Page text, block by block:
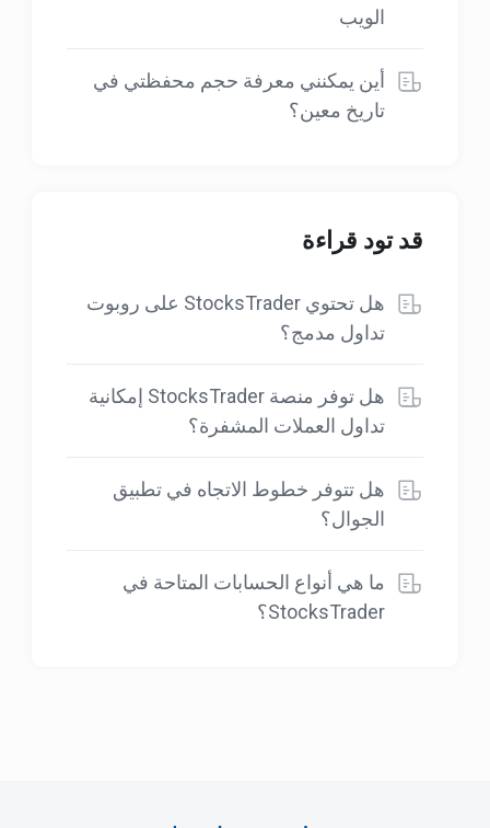
الويب
أين يمكنني معرفة حجم محفظتي في
تاريخ معين؟
قد تود قراءة
هل تحتوي StocksTrader على روبوت
تداول مدمج؟
هل توفر منصة StocksTrader إمكانية
تداول العملات المشفرة؟
هل تتوفر خطوط الاتجاه في تطبيق
الجوال؟
ما هي أنواع الحسابات المتاحة في
StocksTrader؟